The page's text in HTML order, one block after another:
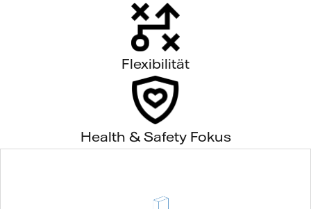
Flexibilität
Health & Safety Fokus